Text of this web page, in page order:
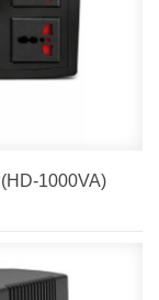
1000VA)